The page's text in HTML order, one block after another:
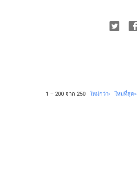
1 – 200 จาก 250 ใหม่กว่า› ใหม่ที่สุด»